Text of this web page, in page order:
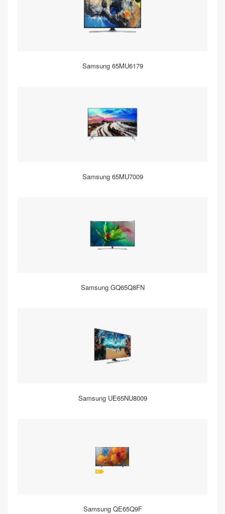
Samsung 65MU6179
Samsung 65MU7009
Samsung GQ65Q8FN
Samsung UE65NU8009
Samsung QE65Q9F